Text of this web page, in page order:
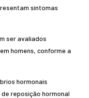
sintomas
ser avaliados
homens, conforme a
hormonais
reposição hormonal